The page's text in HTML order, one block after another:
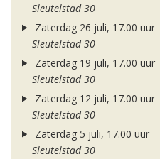
Sleutelstad 30
Zaterdag 26 juli, 17.00 uur
Sleutelstad 30
Zaterdag 19 juli, 17.00 uur
Sleutelstad 30
Zaterdag 12 juli, 17.00 uur
Sleutelstad 30
Zaterdag 5 juli, 17.00 uur
Sleutelstad 30